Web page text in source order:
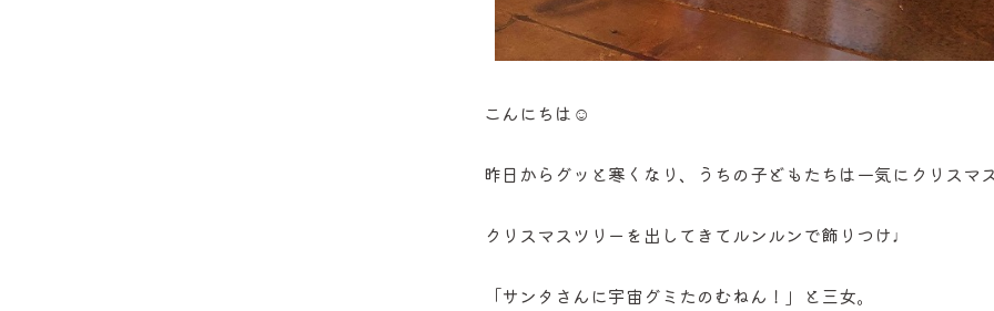
こんにちは☺
昨日からグッと寒くなり、うちの子どもたちは一気にクリスマ
クリスマスツリーを出してきてルンルンで飾りつけ♩
「サンタさんに宇宙グミたのむねん！」と三女。